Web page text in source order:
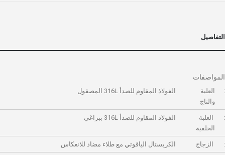
التفاصيل
المواصفات
العلبة
والتاج
الفولاذ المقاوم للصدأ 316L المصقول
العلبة
الخلفية
الفولاذ المقاوم للصدأ 316L ببراغي
الزجاج الكريستال الياقوتي مع طلاء مضاد للانعكاس